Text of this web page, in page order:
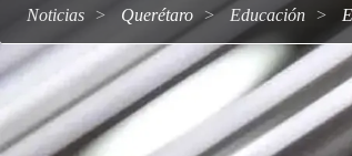
Noticias Querétaro Educación